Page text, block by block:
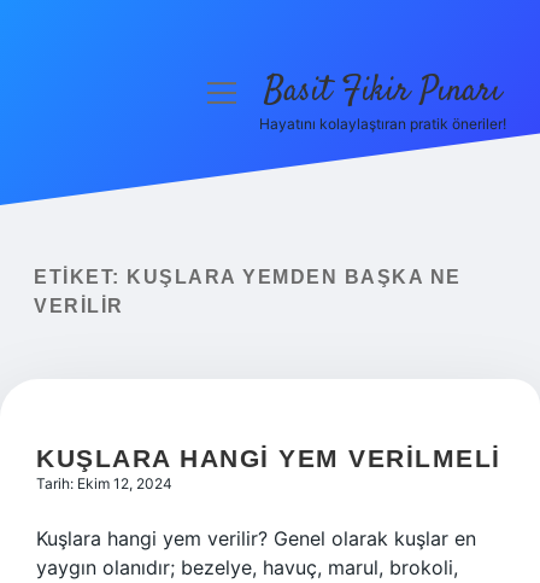
Yasal Uyarı
menüyüBasit Fikir Pınarı
Hayatını kolaylaştıran pratik öneriler!
ETIKET:
KUŞLARA YEMDEN BAŞKA NE
VERILIR
KUŞLARA HANGI YEM VERILMELI
Tarih: Ekim 12, 2024
Kuşlara hangi yem verilir? Genel olarak kuşlar en
yaygın olanıdır; bezelye, havuç, marul, brokoli,